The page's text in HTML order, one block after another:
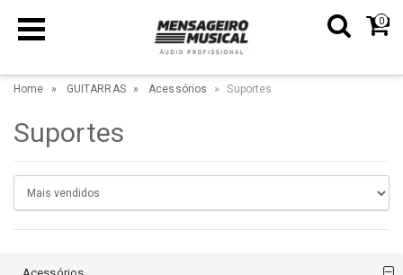
0
Home GUITARRAS Acessórios Suportes
Suportes